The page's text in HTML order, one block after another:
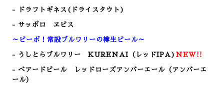
- ドラフトギネス(ドライスタウト)
- サッポロ ヱビス
～ビーボ！常設ブルワリーの樽生ビール～
- うしとらブルワリー KURENAI（レッドIPA) NEW!!
- ベアードビール レッドローズアンバーエール（アンバーエ
ール）